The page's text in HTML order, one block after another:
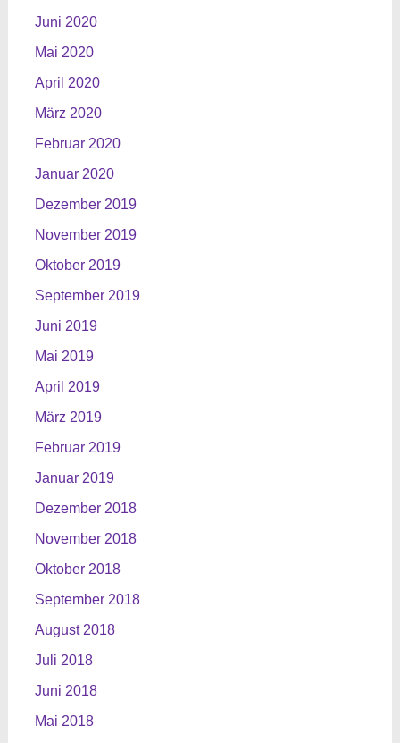
Juni 2020
Mai 2020
April 2020
März 2020
Februar 2020
Januar 2020
Dezember 2019
November 2019
Oktober 2019
September 2019
Juni 2019
Mai 2019
April 2019
März 2019
Februar 2019
Januar 2019
Dezember 2018
November 2018
Oktober 2018
September 2018
August 2018
Juli 2018
Juni 2018
Mai 2018